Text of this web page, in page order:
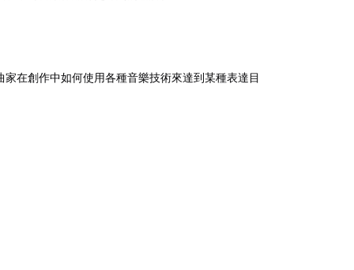
在創作中如何使用各種音樂技術來達到某種表達目